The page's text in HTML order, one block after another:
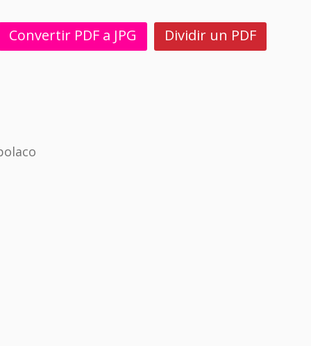
Convertir PDF a JPG Dividir un PDF